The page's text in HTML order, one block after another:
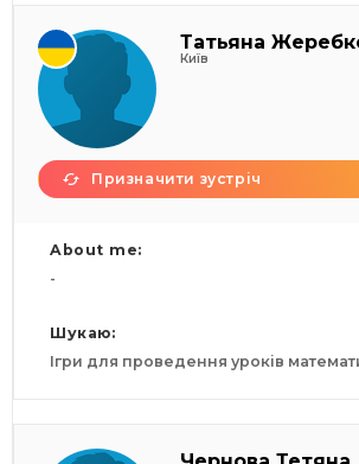
Татьяна
Київ
Призначити зустріч
About me:
-
Шукаю:
Ігри для проведення уроків